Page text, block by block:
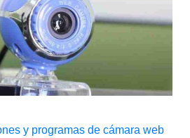
y programas de cámara web